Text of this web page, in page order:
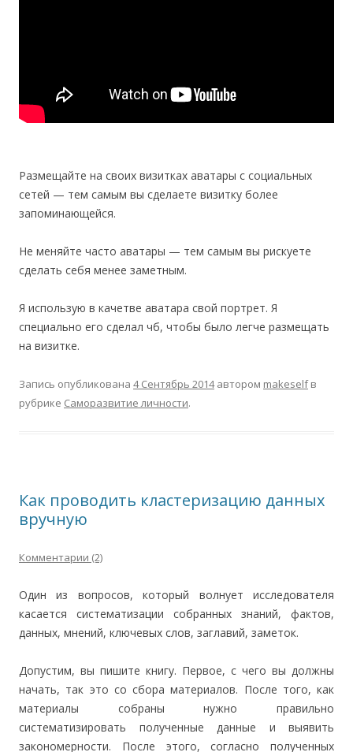
Размещайте на своих визитках аватары с социальных
сетей — тем самым вы сделаете визитку более
запоминающейся.
Не меняйте часто аватары — тем самым вы рискуете
сделать себя менее заметным.
Я использую в качетве аватара свой портрет. Я
специально его сделал чб, чтобы было легче размещать
на визитке.
Запись опубликована 4 Сентябрь 2014автором makeselfв
рубрике Саморазвитие личности.
Как проводить кластеризацию данных
вручную
Комментарии (2)
Один из вопросов, который волнует исследователя
касается систематизации собранных знаний, фактов,
данных, мнений, ключевых слов, заглавий, заметок.
Допустим, вы пишите книгу. Первое, с чего вы должны
начать, так это со сбора материалов. После того, как
материалы собраны нужно правильно
систематизировать полученные данные и выявить
закономерности. После этого, согласно полученных